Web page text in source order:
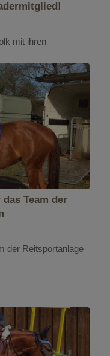
mit ihren
Team der
der Reitsportanlage